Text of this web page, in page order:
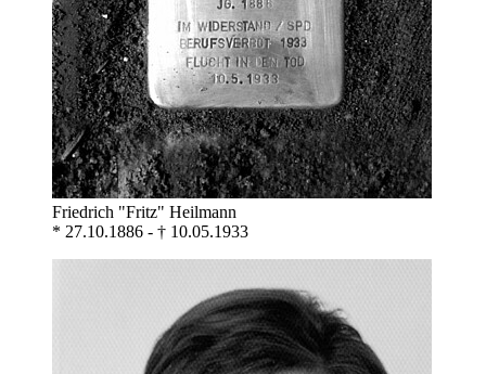
Friedrich "Fritz" Heilmann
* 27.10.1886 - † 10.05.1933